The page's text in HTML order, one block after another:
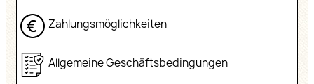
Zahlungsmöglichkeiten
Allgemeine Geschäftsbedingungen